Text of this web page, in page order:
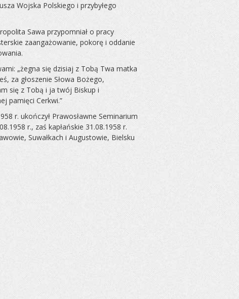
Wojska Polskiego i przybyłego
Sawa przypomniał o pracy
zaangażowanie, pokorę i oddanie
„żegna się dzisiaj z Tobą Twa matka
za głoszenie Słowa Bożego,
się z Tobą i ja twój Biskup i
pamięci Cerkwi.”
r. ukończył Prawosławne Seminarium
r., zaś kapłańskie 31.08.1958 r.
Suwałkach i Augustowie, Bielsku